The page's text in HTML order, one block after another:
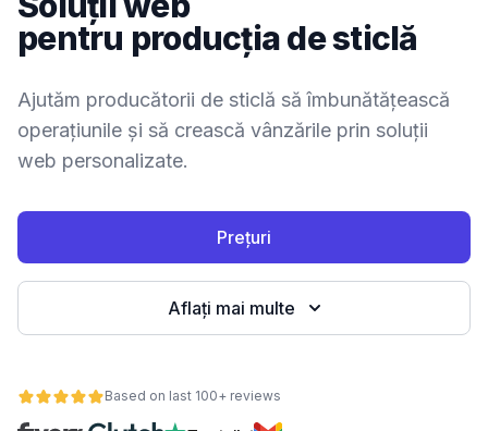
pentru producția de sticlă
Ajutăm producătorii de sticlă să îmbunătățească
operațiunile și să crească vânzările prin soluții
web personalizate.
Prețuri
Aflați mai multe
Based on last 100+ reviews